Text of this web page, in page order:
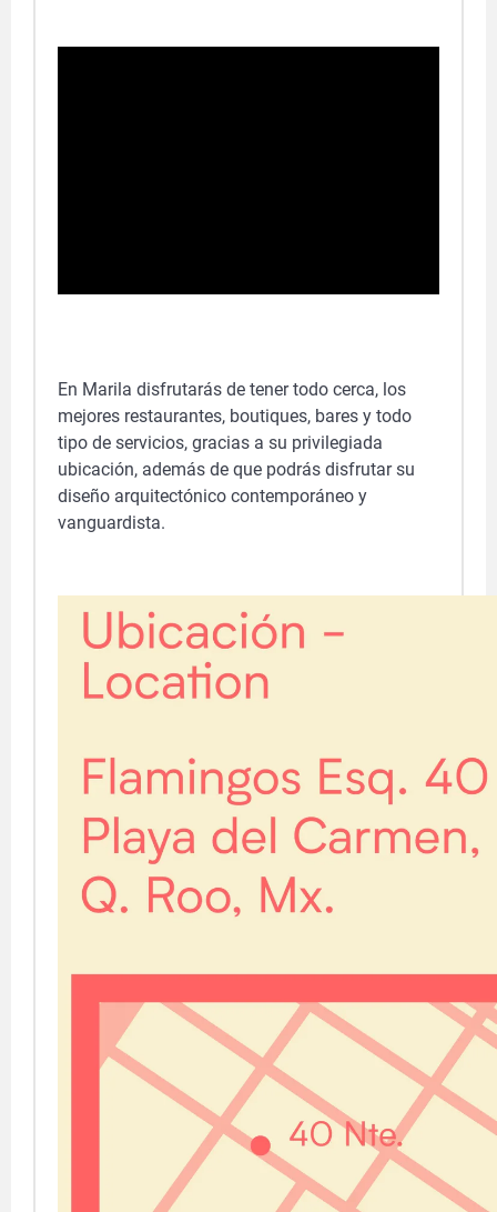
En Marila disfrutarás de tener todo cerca, los
mejores restaurantes, boutiques, bares y todo
tipo de servicios, gracias a su privilegiada
ubicación, además de que podrás disfrutar su
diseño arquitectónico contemporáneo y
vanguardista.